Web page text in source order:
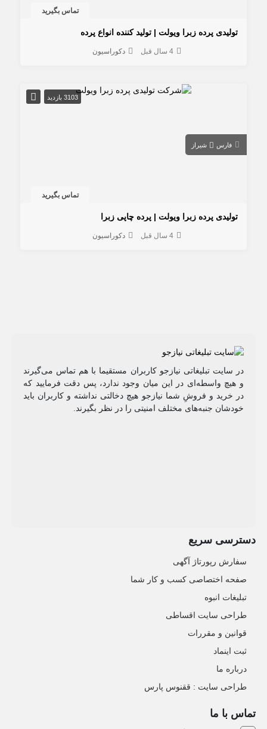
تماس بگیرید
تولیدی پرده زبرا ویولت | تولید کننده انواع پرده
4 سال قبل دکوراسیون
3103 بازدید
فارس شیراز
تماس بگیرید
تولیدی پرده زبرا ویولت | پرده چاپی زبرا
4 سال قبل دکوراسیون
در سایت تبلیغاتی نیازجو کاربران مستقیما با هم تماس می‌گیرند
و هیچ واسطه‌ای در این میان وجود ندارد، پس دقت فرمایید که
در خرید و فروشِ شما نیازجو هیچ دخالتی نداشته و کاربران باید
خودشان جنبه‌های مختلف امنیتی را در نظر بگیرند.
دسترسی سریع
سفارش رپورتاژ آگهی
صفحه اختصاصی کسب و کار شما
تبلیغات انبوه
طراحی سایت اقساطی
قوانین و مقررات
ثبت اینماد
درباره ما
طراحی سایت : ققنوس پارس
تماس با ما